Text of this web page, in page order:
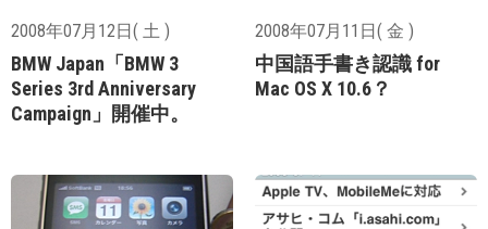
2008年07月12日( 土 )
BMW Japan「BMW 3
Series 3rd Anniversary
Campaign」開催中。
2008年07月11日( 金 )
中国語手書き認識 for
Mac OS X 10.6？